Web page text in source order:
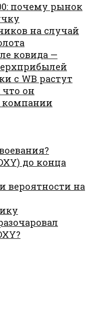
почему рынок
на случай
ковида —
с WB растут
что он
компании
до конца
вероятности на